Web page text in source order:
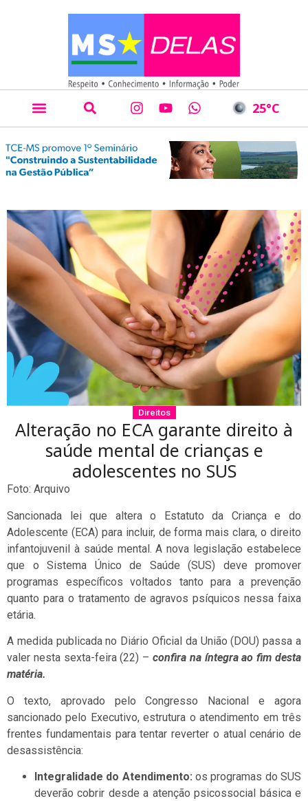
25°C
Direitos
Alteração no ECA garante direito à
saúde mental de crianças e
adolescentes no SUS
Foto: Arquivo
Sancionada lei que altera o Estatuto da Criança e do
Adolescente (ECA) para incluir, de forma mais clara, o direito
infantojuvenil à saúde mental. A nova legislação estabelece
que o Sistema Único de Saúde (SUS) deve promover
programas específicos voltados tanto para a prevenção
quanto para o tratamento de agravos psíquicos nessa faixa
etária.
A medida publicada no Diário Oficial da União (DOU) passa a
valer nesta sexta-feira (22) – confira na íntegra ao fim desta
matéria.
O texto, aprovado pelo Congresso Nacional e agora
sancionado pelo Executivo, estrutura o atendimento em três
frentes fundamentais para tentar reverter o atual cenário de
desassistência:
Integralidade do Atendimento: os programas do SUS
deverão cobrir desde a atenção psicossocial básica e